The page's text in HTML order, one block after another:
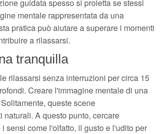
guidata spesso si proietta se stessi
mentale rappresentata da una
pratica può aiutare a superare i momenti
a rilassarsi.
tranquilla
rilassarsi senza interruzioni per circa 15
Creare l'immagine mentale di una
queste scene
A questo punto, cercare
sensi come l'olfatto, il gusto e l'udito per